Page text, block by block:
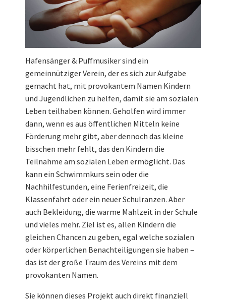
Hafensänger & Puffmusiker sind ein
gemeinnütziger Verein, der es sich zur Aufgabe
gemacht hat, mit provokantem Namen Kindern
und Jugendlichen zu helfen, damit sie am sozialen
Leben teilhaben können. Geholfen wird immer
dann, wenn es aus öffentlichen Mitteln keine
Förderung mehr gibt, aber dennoch das kleine
bisschen mehr fehlt, das den Kindern die
Teilnahme am sozialen Leben ermöglicht. Das
kann ein Schwimmkurs sein oder die
Nachhilfestunden, eine Ferienfreizeit, die
Klassenfahrt oder ein neuer Schulranzen. Aber
auch Bekleidung, die warme Mahlzeit in der Schule
und vieles mehr. Ziel ist es, allen Kindern die
gleichen Chancen zu geben, egal welche sozialen
oder körperlichen Benachteiligungen sie haben –
das ist der große Traum des Vereins mit dem
provokanten Namen.
Sie können dieses Projekt auch direkt finanziell